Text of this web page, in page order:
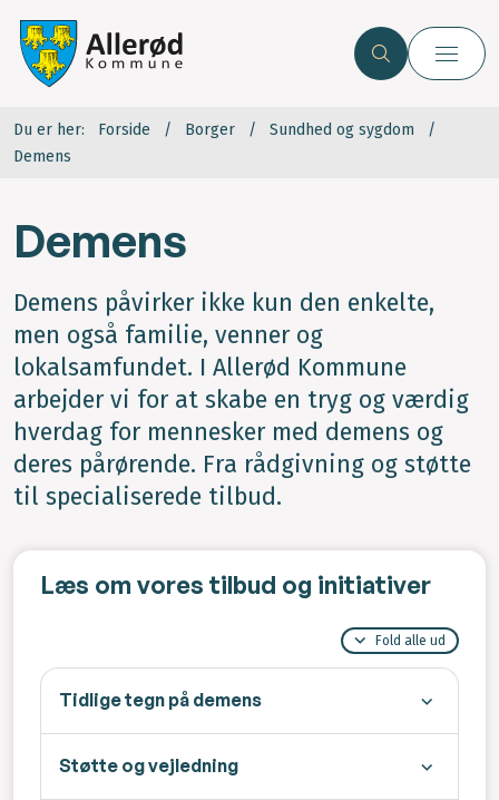
Du er her: Forside Borger
Sundhed og sygdom
Demens
Demens
Demens påvirker ikke kun den enkelte,
men også familie, venner og
lokalsamfundet. I Allerød Kommune
arbejder vi for at skabe en tryg og værdig
hverdag for mennesker med demens og
deres pårørende. Fra rådgivning og støtte
til specialiserede tilbud.
Læs om vores tilbud og initiativer
Fold alle ud
Tidlige tegn på demens
Støtte og vejledning